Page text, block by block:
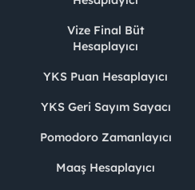
Vize Final Büt
Hesaplayıcı
YKS Puan Hesaplayıcı
YKS Geri Sayım Sayacı
Pomodoro Zamanlayıcı
Maaş Hesaplayıcı